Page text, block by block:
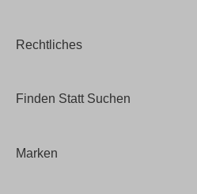
Rechtliches
Finden Statt Suchen
Marken